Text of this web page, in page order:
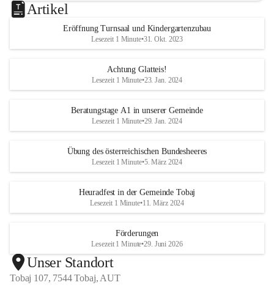
Artikel
Eröffnung Turnsaal und Kindergartenzubau
Lesezeit 1 Minute•31. Okt. 2023
Achtung Glatteis!
Lesezeit 1 Minute•23. Jan. 2024
Beratungstage A1 in unserer Gemeinde
Lesezeit 1 Minute•29. Jan. 2024
Übung des österreichischen Bundesheeres
Lesezeit 1 Minute•5. März 2024
Heuradfest in der Gemeinde Tobaj
Lesezeit 1 Minute•11. März 2024
Förderungen
Lesezeit 1 Minute•29. Juni 2026
Unser Standort
Tobaj 107, 7544 Tobaj, AUT